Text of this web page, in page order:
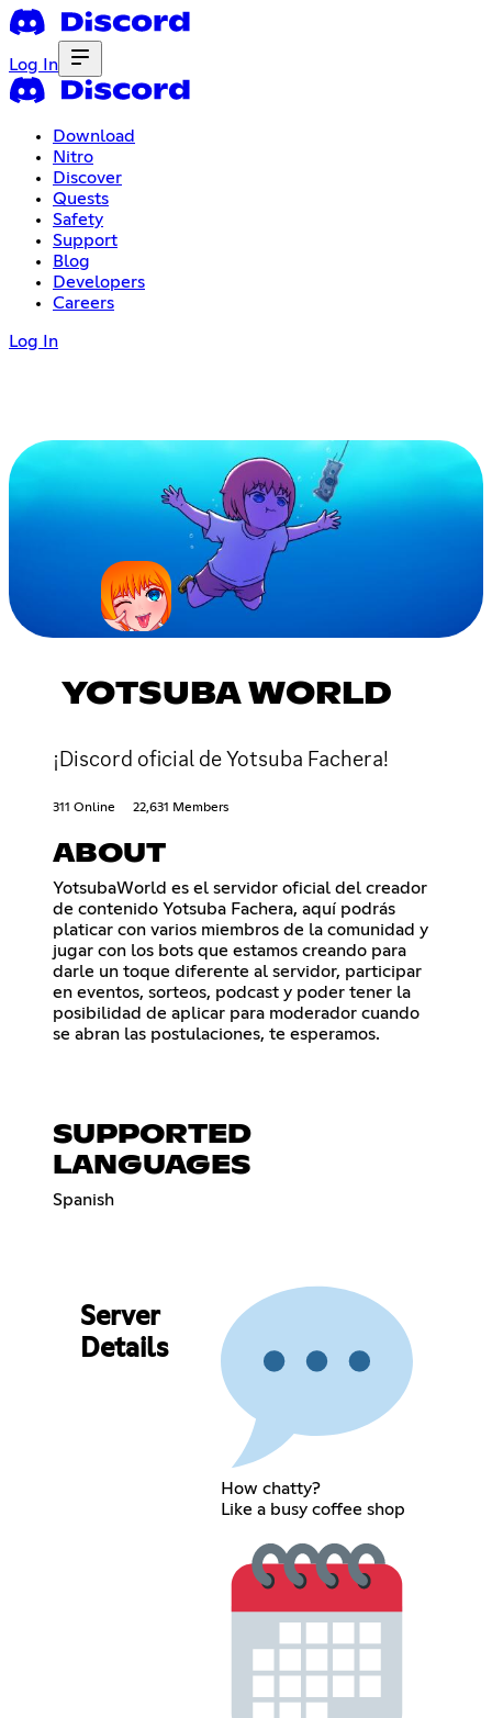
Log In
Download
Nitro
Discover
Quests
Safety
Support
Blog
Developers
Careers
Log In
YOTSUBA WORLD
¡Discord oficial de Yotsuba Fachera!
311 Online 22,631 Members
ABOUT
YotsubaWorld es el servidor oficial del creador
de contenido Yotsuba Fachera, aquí podrás
platicar con varios miembros de la comunidad y
jugar con los bots que estamos creando para
darle un toque diferente al servidor, participar
en eventos, sorteos, podcast y poder tener la
posibilidad de aplicar para moderador cuando
se abran las postulaciones, te esperamos.
SUPPORTED
LANGUAGES
Spanish
Server
Details
How chatty?
Like a busy coffee shop